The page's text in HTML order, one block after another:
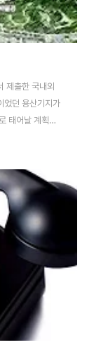
제출한 국내외
었던 용산기지가
태어날 계획이
산공원조성을
원 정비구역 종
할 수 최적의 마
정이다. 먼저
정, 지명 초청